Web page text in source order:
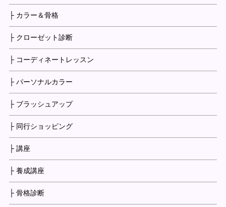
├ カラー＆骨格
├ クローゼット診断
├ コーディネートレッスン
├ パーソナルカラー
├ ブラッシュアップ
├ 同行ショッピング
├ 講座
├ 養成講座
├ 骨格診断